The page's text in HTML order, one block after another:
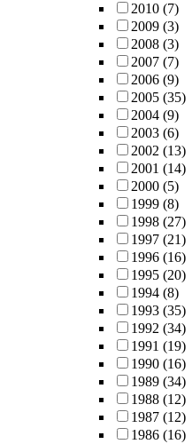
2010 (7)
2009 (3)
2008 (3)
2007 (7)
2006 (9)
2005 (35)
2004 (9)
2003 (6)
2002 (13)
2001 (14)
2000 (5)
1999 (8)
1998 (27)
1997 (21)
1996 (16)
1995 (20)
1994 (8)
1993 (35)
1992 (34)
1991 (19)
1990 (16)
1989 (34)
1988 (12)
1987 (12)
1986 (16)